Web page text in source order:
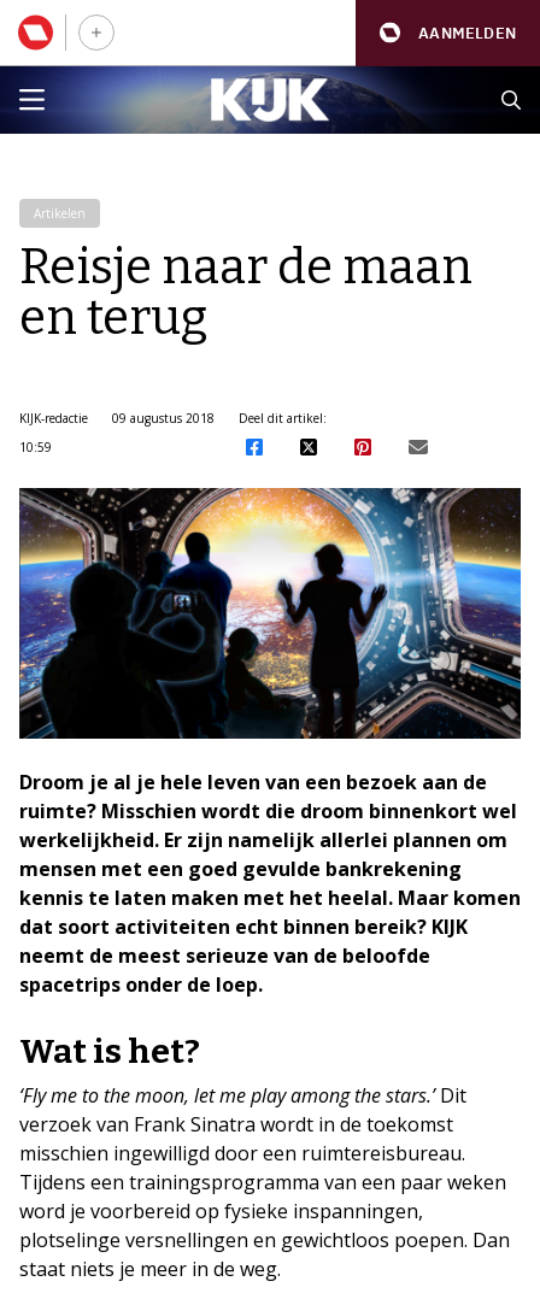
AANMELDEN
Artikelen
Reisje naar de maan
en terug
KIJK-redactie
09 augustus 2018
10:59
Deel dit artikel:
Droom je al je hele leven van een bezoek aan de
ruimte? Misschien wordt die droom binnenkort wel
werkelijkheid. Er zijn namelijk allerlei plannen om
mensen met een goed gevulde bankrekening
kennis te laten maken met het heelal. Maar komen
dat soort activiteiten echt binnen bereik? KIJK
neemt de meest serieuze van de beloofde
spacetrips onder de loep.
Wat is het?
‘Fly me to the moon, let me play among the stars.’Dit
verzoek van Frank Sinatra wordt in de toekomst
misschien ingewilligd door een ruimtereisbureau.
Tijdens een trainingsprogramma van een paar weken
word je voorbereid op fysieke inspanningen,
plotselinge versnellingen en gewichtloos poepen. Dan
staat niets je meer in de weg.